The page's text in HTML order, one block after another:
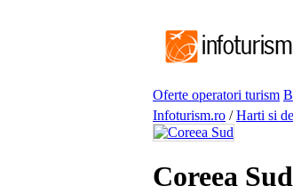
Oferte operatori turism
Infoturism.ro /Harti si
Coreea Sud